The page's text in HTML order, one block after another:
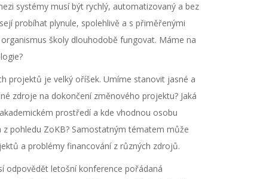
systémy musí být rychlý, automatizovaný a bez
probíhat plynule, spolehlivě a s přiměřenými
školy dlouhodobě fungovat. Máme na
projektů je velký oříšek. Umíme stanovit jasné a
zdroje na dokončení změnového projektu? Jaká
prostředí a kde vhodnou osobu
pohledu ZoKB? Samostatným tématem může
a problémy financování z různých zdrojů.
odpovědět letošní konference pořádaná